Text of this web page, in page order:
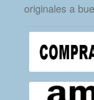
originales a